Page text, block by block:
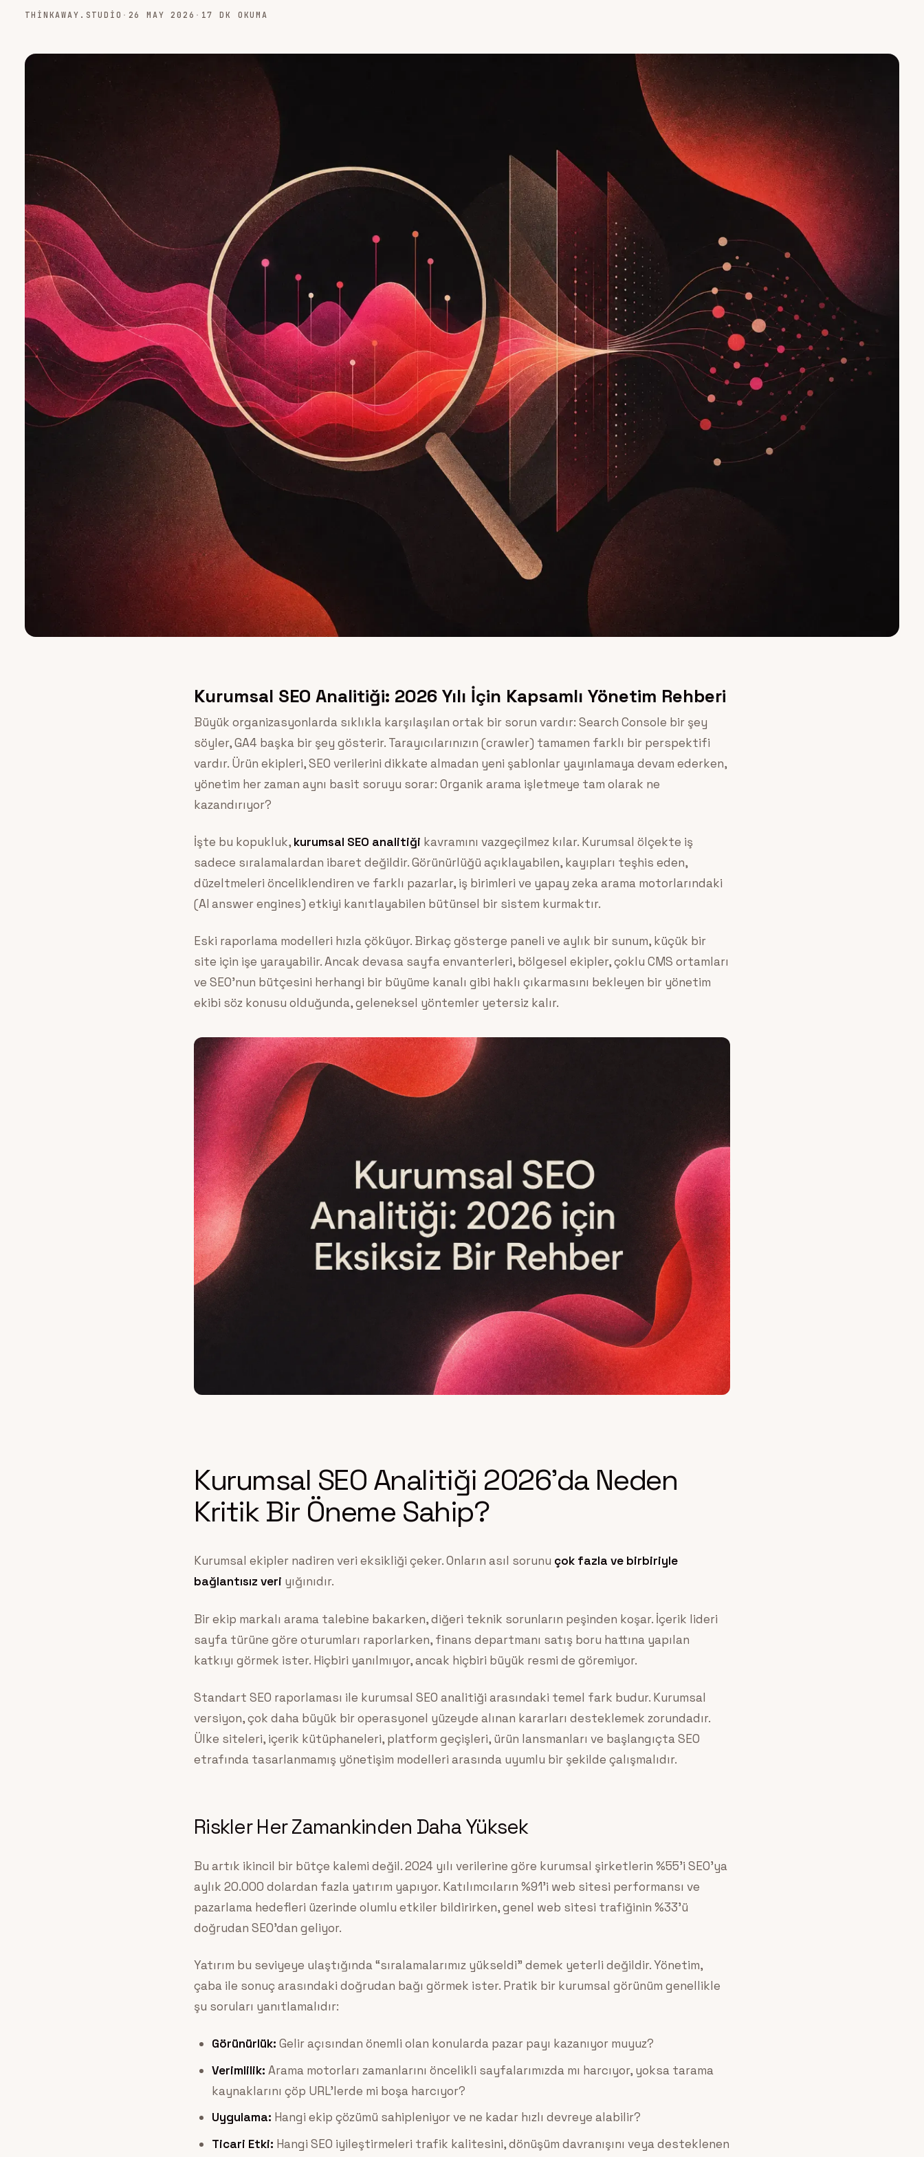
THINKAWAY.STUDIO · 26 MAY 2026 · 17 DK OKUMA
Kurumsal SEO Analitiği: 2026 Yılı İçin Kapsamlı Yönetim Rehberi
Büyük organizasyonlarda sıklıkla karşılaşılan ortak bir sorun vardır: Search Console bir şey
söyler, GA4 başka bir şey gösterir. Tarayıcılarınızın (crawler) tamamen farklı bir perspektifi
vardır. Ürün ekipleri, SEO verilerini dikkate almadan yeni şablonlar yayınlamaya devam ederken,
yönetim her zaman aynı basit soruyu sorar: Organik arama işletmeye tam olarak ne
kazandırıyor?
İşte bu kopukluk, kurumsal SEO analitiği kavramını vazgeçilmez kılar. Kurumsal ölçekte iş
sadece sıralamalardan ibaret değildir. Görünürlüğü açıklayabilen, kayıpları teşhis eden,
düzeltmeleri önceliklendiren ve farklı pazarlar, iş birimleri ve yapay zeka arama motorlarındaki
(AI answer engines) etkiyi kanıtlayabilen bütünsel bir sistem kurmaktır.
Eski raporlama modelleri hızla çöküyor. Birkaç gösterge paneli ve aylık bir sunum, küçük bir
site için işe yarayabilir. Ancak devasa sayfa envanterleri, bölgesel ekipler, çoklu CMS ortamları
ve SEO’nun bütçesini herhangi bir büyüme kanalı gibi haklı çıkarmasını bekleyen bir yönetim
ekibi söz konusu olduğunda, geleneksel yöntemler yetersiz kalır.
Kurumsal SEO Analitiği 2026’da Neden
Kritik Bir Öneme Sahip?
Kurumsal ekipler nadiren veri eksikliği çeker. Onların asıl sorunu çok fazla ve birbiriyle
bağlantısız veri yığınıdır.
Bir ekip markalı arama talebine bakarken, diğeri teknik sorunların peşinden koşar. İçerik lideri
sayfa türüne göre oturumları raporlarken, finans departmanı satış boru hattına yapılan
katkıyı görmek ister. Hiçbiri yanılmıyor, ancak hiçbiri büyük resmi de göremiyor.
Standart SEO raporlaması ile kurumsal SEO analitiği arasındaki temel fark budur. Kurumsal
versiyon, çok daha büyük bir operasyonel yüzeyde alınan kararları desteklemek zorundadır.
Ülke siteleri, içerik kütüphaneleri, platform geçişleri, ürün lansmanları ve başlangıçta SEO
etrafında tasarlanmamış yönetişim modelleri arasında uyumlu bir şekilde çalışmalıdır.
Riskler Her Zamankinden Daha Yüksek
Bu artık ikincil bir bütçe kalemi değil. 2024 yılı verilerine göre kurumsal şirketlerin %55’i SEO’ya
aylık 20.000 dolardan fazla yatırım yapıyor. Katılımcıların %91’i web sitesi performansı ve
pazarlama hedefleri üzerinde olumlu etkiler bildirirken, genel web sitesi trafiğinin %33’ü
doğrudan SEO’dan geliyor.
Yatırım bu seviyeye ulaştığında “sıralamalarımız yükseldi” demek yeterli değildir. Yönetim,
çaba ile sonuç arasındaki doğrudan bağı görmek ister. Pratik bir kurumsal görünüm genellikle
şu soruları yanıtlamalıdır:
Görünürlük: Gelir açısından önemli olan konularda pazar payı kazanıyor muyuz?
Verimlilik: Arama motorları zamanlarını öncelikli sayfalarımızda mı harcıyor, yoksa tarama
kaynaklarını çöp URL’lerde mi boşa harcıyor?
Uygulama: Hangi ekip çözümü sahipleniyor ve ne kadar hızlı devreye alabilir?
Ticari Etki: Hangi SEO iyileştirmeleri trafik kalitesini, dönüşüm davranışını veya desteklenen